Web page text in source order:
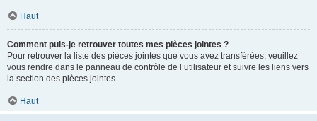
Haut
Comment puis-je retrouver toutes mes pièces jointes ?
Pour retrouver la liste des pièces jointes que vous avez transférées, veuillez
vous rendre dans le panneau de contrôle de l’utilisateur et suivre les liens vers
la section des pièces jointes.
Haut